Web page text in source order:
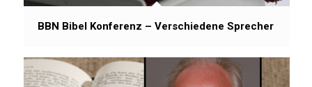
BBN Bibel Konferenz – Verschiedene Sprecher